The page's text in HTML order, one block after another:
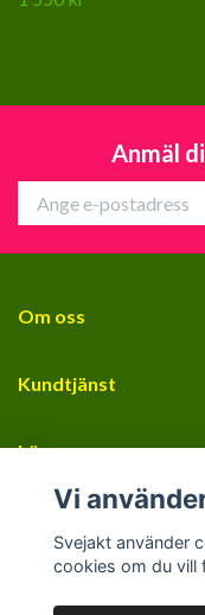
Anmäl
Om oss
Kundtjänst
Läs mer
Vi
Svejakt använder
cookies om du vill